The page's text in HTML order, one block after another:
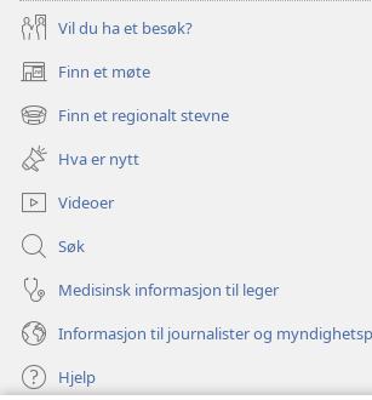
Vil du ha et besøk?
Finn et møte
(åpner
nytt
vindu)
Finn et regionalt stevne
(åpner
nytt
vindu)
Hva er nytt
Videoer
Søk
Medisinsk informasjon til leger
Informasjon til journalister og
Hjelp